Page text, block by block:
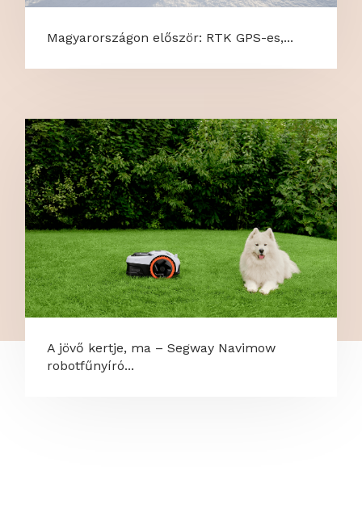
Magyarországon először: RTK GPS-es,...
A jövő kertje, ma – Segway Navimow
robotfűnyíró...